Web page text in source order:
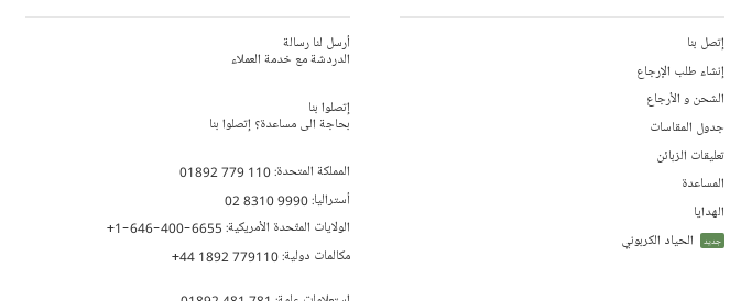
إتصل بنا
إنشاء طلب الإرجاع
الشحن و الأرجاع
جدول المقاسات
تعليقات الزبائن
المساعدة
الهدايا
جديد الحياد الكربوني
أرسل لنا رسالة
الدردشة مع خدمة العملاء
إتصلوا بنا
بحاجة الى مساعدة؟ إتصلوا بنا
المملكة المتحدة:01892 779 110
أستراليا:02 8310 9990
الولايات المتّحدة الأمريكية: +1-646-400-6655
مكالمات دولية:+44 1892 779110